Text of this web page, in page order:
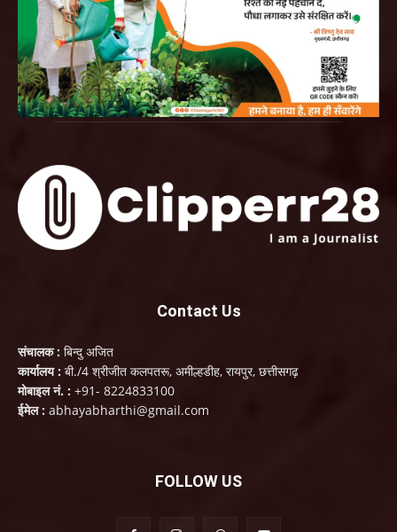
Contact Us
संचालक : बिन्दु अजित
कार्यालय : बी./4 श्रीजीत कलपतरू, अमील्हडीह, रायपुर, छत्तीसगढ़
मोबाइल नं. : +91- 8224833100
ईमेल : abhayabharthi@gmail.com
FOLLOW US